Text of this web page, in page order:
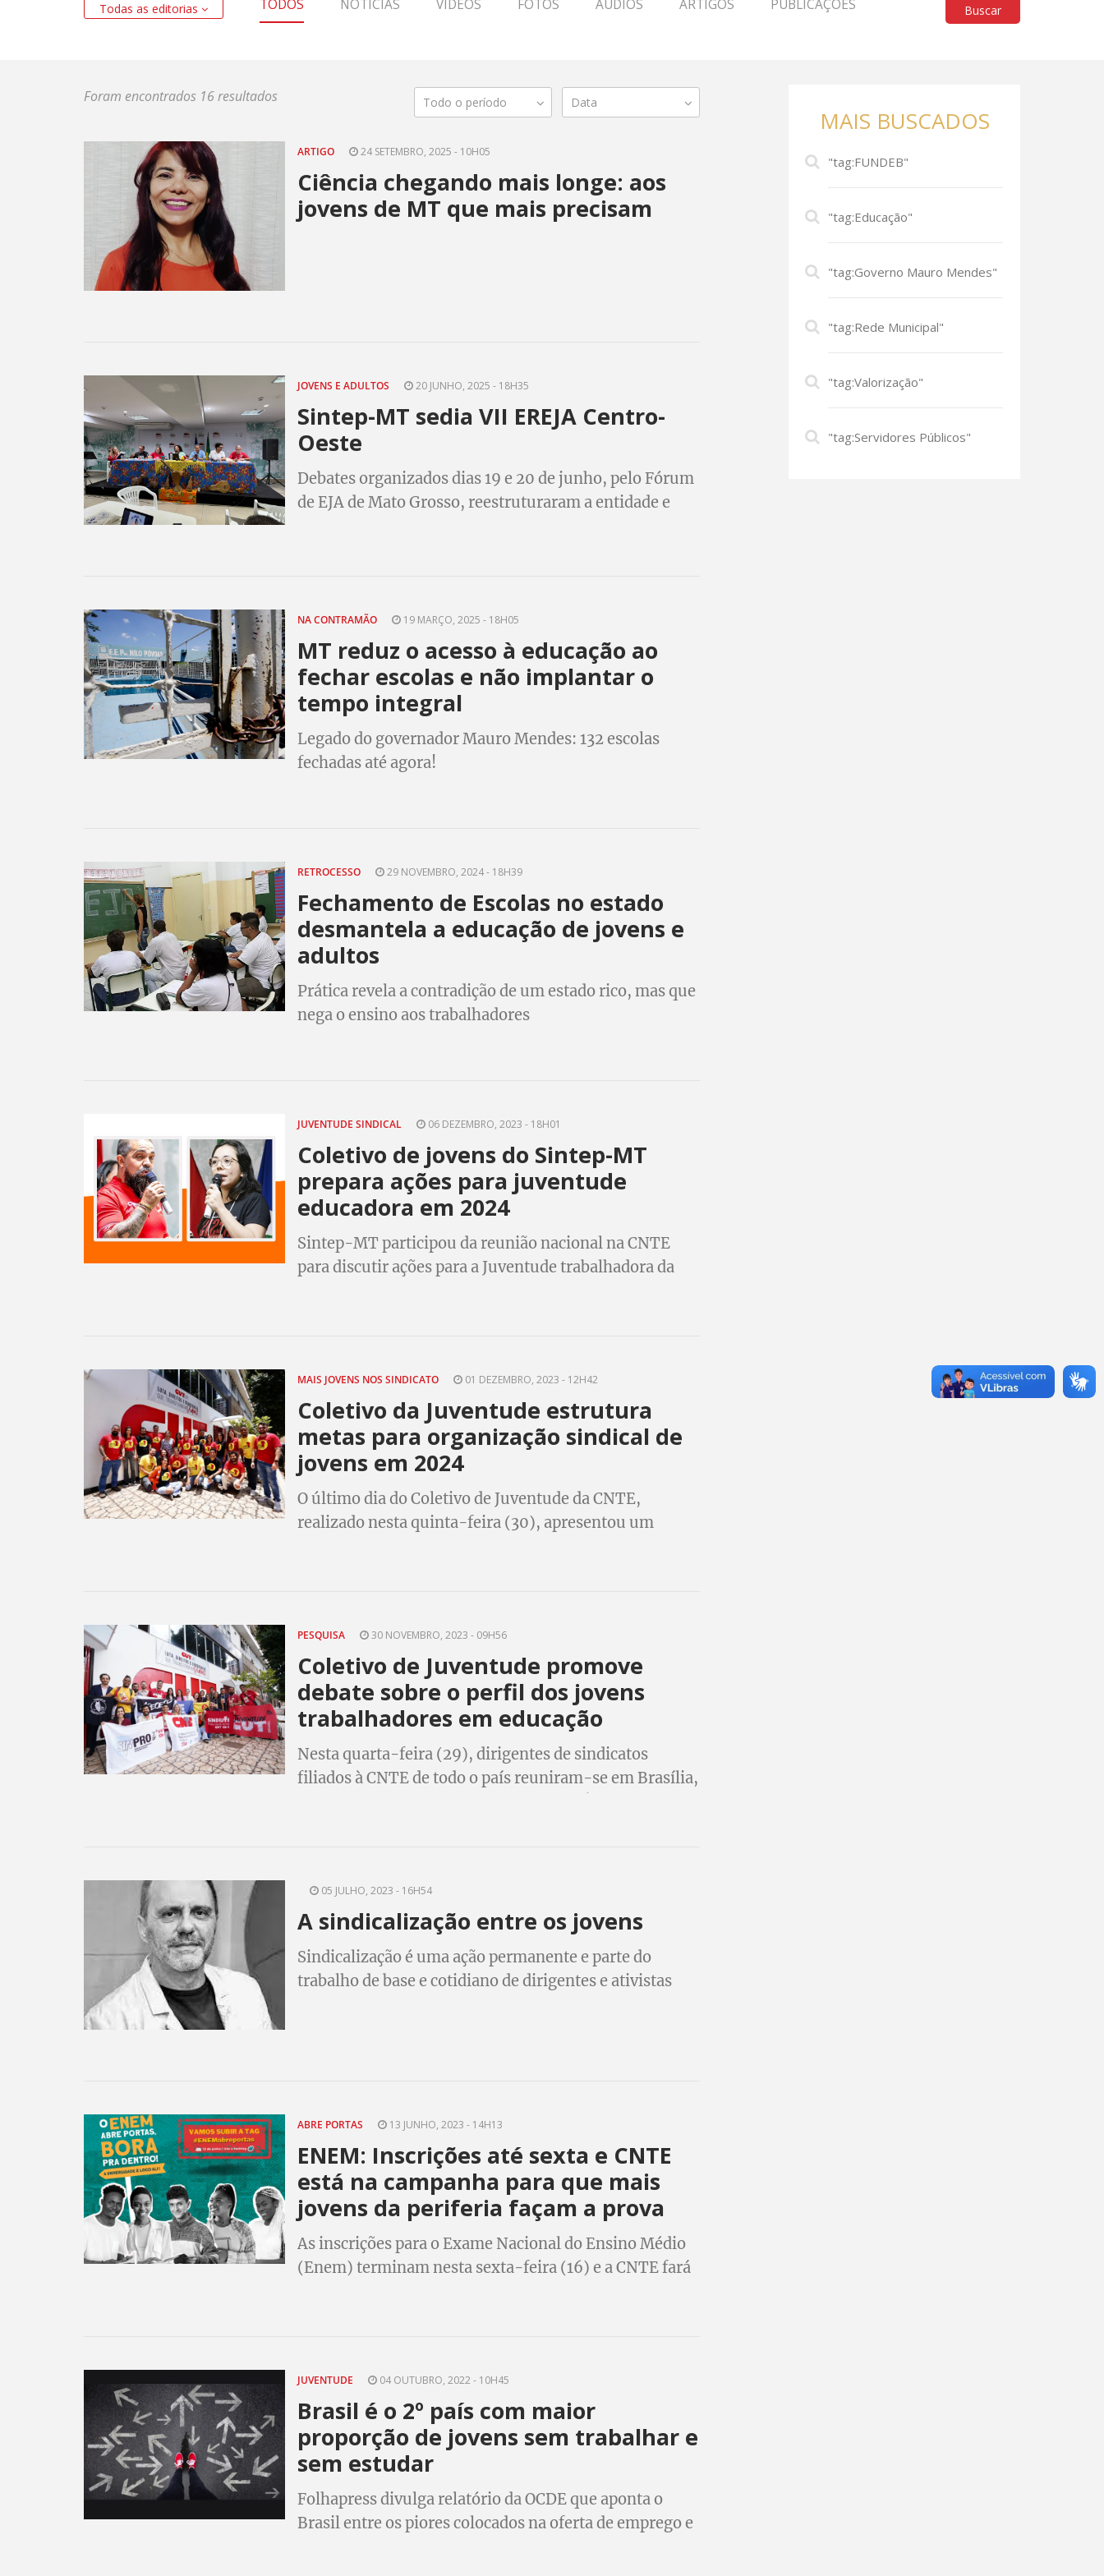
Todas as editorias TODOS NOTÍCIAS VÍDEOS FOTOS ÁUDIOS ARTIGOS PUBLICAÇÕES Buscar
Foram encontrados 16 resultados Todo o período Data
ARTIGO 24 SETEMBRO, 2025 - 10H05
Ciência chegando mais longe: aos
jovens de MT que mais precisam
JOVENS E ADULTOS 20 JUNHO, 2025 - 18H35
Sintep-MT sedia VII EREJA Centro-
Oeste
Debates organizados dias 19 e 20 de junho, pelo Fórum
de EJA de Mato Grosso, reestruturaram a entidade e
NA CONTRAMÃO 19 MARÇO, 2025 - 18H05
MT reduz o acesso à educação ao
fechar escolas e não implantar o
tempo integral
Legado do governador Mauro Mendes: 132 escolas
fechadas até agora!
RETROCESSO 29 NOVEMBRO, 2024 - 18H39
Fechamento de Escolas no estado
desmantela a educação de jovens e
adultos
Prática revela a contradição de um estado rico, mas que
nega o ensino aos trabalhadores
JUVENTUDE SINDICAL 06 DEZEMBRO, 2023 - 18H01
Coletivo de jovens do Sintep-MT
prepara ações para juventude
educadora em 2024
Sintep-MT participou da reunião nacional na CNTE
para discutir ações para a Juventude trabalhadora da
MAIS JOVENS NOS SINDICATO 01 DEZEMBRO, 2023 - 12H42
Coletivo da Juventude estrutura
metas para organização sindical de
jovens em 2024
O último dia do Coletivo de Juventude da CNTE,
realizado nesta quinta-feira (30), apresentou um
PESQUISA 30 NOVEMBRO, 2023 - 09H56
Coletivo de Juventude promove
debate sobre o perfil dos jovens
trabalhadores em educação
Nesta quarta-feira (29), dirigentes de sindicatos
filiados à CNTE de todo o país reuniram-se em Brasília,
05 JULHO, 2023 - 16H54
A sindicalização entre os jovens
Sindicalização é uma ação permanente e parte do
trabalho de base e cotidiano de dirigentes e ativistas
ABRE PORTAS 13 JUNHO, 2023 - 14H13
ENEM: Inscrições até sexta e CNTE
está na campanha para que mais
jovens da periferia façam a prova
As inscrições para o Exame Nacional do Ensino Médio
(Enem) terminam nesta sexta-feira (16) e a CNTE fará
JUVENTUDE 04 OUTUBRO, 2022 - 10H45
Brasil é o 2º país com maior
proporção de jovens sem trabalhar e
sem estudar
Folhapress divulga relatório da OCDE que aponta o
Brasil entre os piores colocados na oferta de emprego e
MAIS BUSCADOS
"tag:FUNDEB"
"tag:Educação"
"tag:Governo Mauro Mendes"
"tag:Rede Municipal"
"tag:Valorização"
"tag:Servidores Públicos"